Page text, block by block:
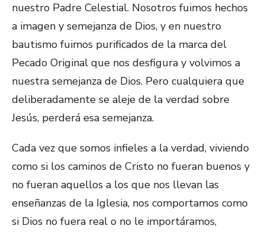
nuestro Padre Celestial. Nosotros fuimos hechos
a imagen y semejanza de Dios, y en nuestro
bautismo fuimos purificados de la marca del
Pecado Original que nos desfigura y volvimos a
nuestra semejanza de Dios. Pero cualquiera que
deliberadamente se aleje de la verdad sobre
Jesús, perderá esa semejanza.
Cada vez que somos infieles a la verdad, viviendo
como si los caminos de Cristo no fueran buenos y
no fueran aquellos a los que nos llevan las
enseñanzas de la Iglesia, nos comportamos como
si Dios no fuera real o no le importáramos,